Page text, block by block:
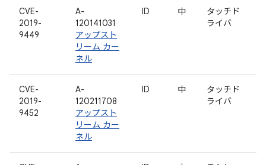
CVE-
2019-
9449
A-
120141031
アップスト
リーム カー
ネル
ID 中
タッチド
ライバ
CVE-
2019-
9452
A-
120211708
アップスト
リーム カー
ネル
ID 中
タッチド
ライバ